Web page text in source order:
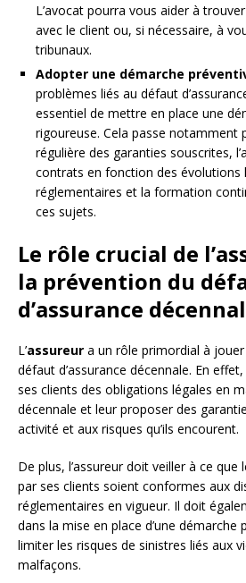
L’avocat pourra vous aider à
avec le client ou, si nécessaire, à
tribunaux.
Adopter une démarche
problèmes liés au défaut
essentiel de mettre en place une
rigoureuse. Cela passe notamment
régulière des garanties souscrites,
contrats en fonction des évolutions
réglementaires et la formation
ces sujets.
Le rôle crucial de
la prévention du
d’assurance
L’assureur a un rôle primordial à
défaut d’assurance décennale. En
ses clients des obligations légales en
décennale et leur proposer des
activité et aux risques qu’ils encourent.
De plus, l’assureur doit veiller à ce
par ses clients soient conformes aux
réglementaires en vigueur. Il doit
dans la mise en place d’une démarche
limiter les risques de sinistres liés aux
malfaçons.